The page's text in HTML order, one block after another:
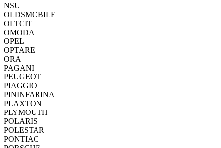
NSU
OLDSMOBILE
OLTCIT
OMODA
OPEL
OPTARE
ORA
PAGANI
PEUGEOT
PIAGGIO
PININFARINA
PLAXTON
PLYMOUTH
POLARIS
POLESTAR
PONTIAC